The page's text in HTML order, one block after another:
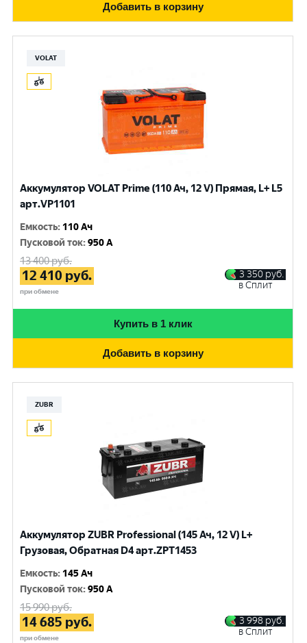
Добавить в корзину
VOLAT
Аккумулятор VOLAT Prime (110 Ач, 12 V) Прямая, L+ L5
арт.VP1101
Емкость: 110 Ач
Пусковой ток:950 A
13 400руб.
12 410 руб.
при обмене
3 350 руб.
в Сплит
Купить в 1 клик
Добавить в корзину
ZUBR
Аккумулятор ZUBR Professional (145 Ач, 12 V) L+
Грузовая, Обратная D4 арт.ZPT1453
Емкость: 145 Ач
Пусковой ток:950 A
15 990руб.
14 685 руб.
при обмене
3 998 руб.
в Сплит